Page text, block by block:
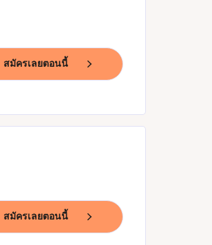
สมัครเลยตอนนี้
สมัครเลยตอนนี้